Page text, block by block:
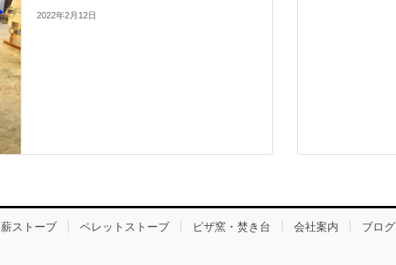
2022年2月12日
薪ストーブ ペレットストーブ ピザ窯・焚き台 会社案内 ブログ